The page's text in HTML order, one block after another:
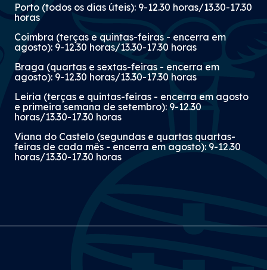
Porto (todos os dias úteis): 9-12.30 horas/13.30-17.30
horas
Coimbra (terças e quintas-feiras - encerra em
agosto): 9-12.30 horas/13.30-17.30 horas
Braga (quartas e sextas-feiras - encerra em
agosto): 9-12.30 horas/13.30-17.30 horas
Leiria (terças e quintas-feiras - encerra em agosto
e primeira semana de setembro): 9-12.30
horas/13.30-17.30 horas
Viana do Castelo (segundas e quartas quartas-
feiras de cada mês - encerra em agosto): 9-12.30
horas/13.30-17.30 horas